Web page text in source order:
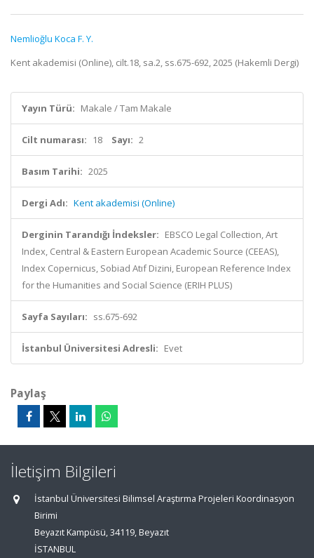
Nemlioğlu Koca F. Y.
Kent akademisi (Online), cilt.18, sa.2, ss.675-692, 2025 (Hakemli Dergi)
Yayın Türü: Makale / Tam Makale
Cilt numarası: 18 Sayı: 2
Basım Tarihi: 2025
Dergi Adı: Kent akademisi (Online)
Derginin Tarandığı İndeksler: EBSCO Legal Collection, Art
Index, Central & Eastern European Academic Source (CEEAS),
Index Copernicus, Sobiad Atıf Dizini, European Reference Index
for the Humanities and Social Science (ERIH PLUS)
Sayfa Sayıları: ss.675-692
İstanbul Üniversitesi Adresli: Evet
Paylaş
İletişim Bilgileri
İstanbul Üniversitesi Bilimsel Araştırma Projeleri Koordinasyon
Birimi
Beyazıt Kampüsü, 34119, Beyazıt
İSTANBUL